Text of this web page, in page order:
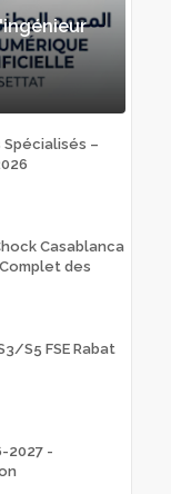
–
Casablanca
des
S5 FSE Rabat
2027 -